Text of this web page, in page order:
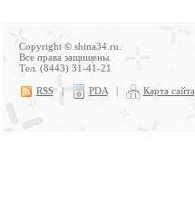
Copyright © shina34.ru.
Все права защищены.
Тел. (8443) 31-41-21
RSS | PDA | Карта сайта